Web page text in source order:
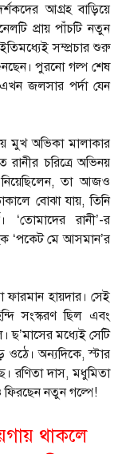
আগ্রহ বাড়িয়ে
প্রায় পাঁচটি নতুন
সম্প্রচার শুরু
পুরনো গল্প শেষ
জলসার পর্দা যেন
মুখ অভিকা মালাকার
রানীর চরিত্রে অভিনয়
তা আজও
বোঝা যায়, তিনি
‘তোমাদের রানী’-র
‘পকেট মে আসমান’র
ফারমান হায়দার। সেই
সংস্করণ ছিল এবং
ছ’মাসের মধ্যেই সেটি
ওঠে। অন্যদিকে, স্টার
রণিতা দাস, মধুমিতা
ফিরছেন নতুন গল্পে!
থাকলে